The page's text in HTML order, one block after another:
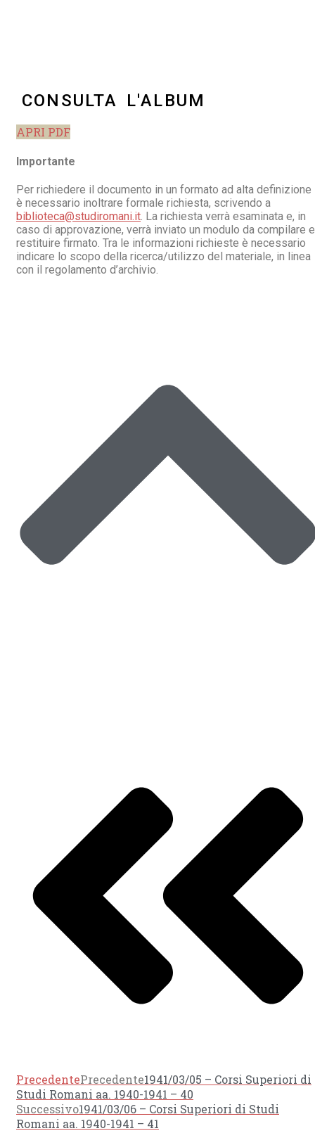
CONSULTA L'ALBUM
APRI PDF
Importante
Per richiedere il documento in un formato ad alta definizione
è necessario inoltrare formale richiesta, scrivendo a
biblioteca@studiromani.it. La richiesta verrà esaminata e, in
caso di approvazione, verrà inviato un modulo da compilare e
restituire firmato. Tra le informazioni richieste è necessario
indicare lo scopo della ricerca/utilizzo del materiale, in linea
con il regolamento d’archivio.
PrecedentePrecedente1941/03/05 – Corsi Superiori di
Studi Romani aa. 1940-1941 – 40
Successivo1941/03/06 – Corsi Superiori di Studi
Romani aa. 1940-1941 – 41